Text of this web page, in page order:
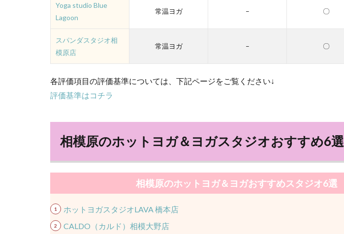
Yoga studio Blue
Lagoon
常温ヨガ – 〇
スパンダスタジオ相
模原店
常温ヨガ – 〇
各評価項目の評価基準については、下記ページをご覧ください↓
評価基準はコチラ
相模原のホットヨガ＆ヨガスタジオおすすめ6選
相模原のホットヨガ＆ヨガおすすめスタジオ6選
ホットヨガスタジオLAVA 橋本店
CALDO（カルド）相模大野店